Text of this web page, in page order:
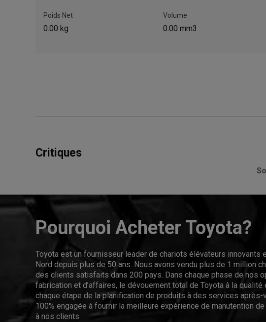
Poids Net
0.00 kg
Volume
0.00 mm3
Critiques
Pourquoi Acheter Toyota?
Toyota est un fournisseur leader de chariots élévateurs innovants
Nord depuis plus de 50 ans. Nous avons vendu plus de 1 million
des clients satisfaits dans 200 pays. Dans chaque phase de nos
fabrication et d’affaires, le dévouement total de Toyota à la qualité
chaque étape de la planification de produits à des services après-
100% engagée à fournir la meilleure expérience de manutention
à nos clients.